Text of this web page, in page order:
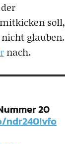
soll,
glauben.
nach.
20
ndr240Ivfo